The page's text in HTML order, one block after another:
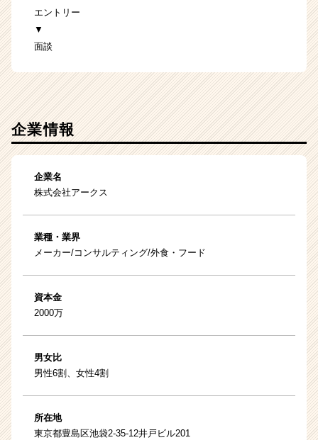
エントリー
▼
面談
企業情報
企業名
株式会社アークス
業種・業界
メーカー/コンサルティング/外食・フード
資本金
2000万
男女比
男性6割、女性4割
所在地
東京都豊島区池袋2-35-12井戸ビル201